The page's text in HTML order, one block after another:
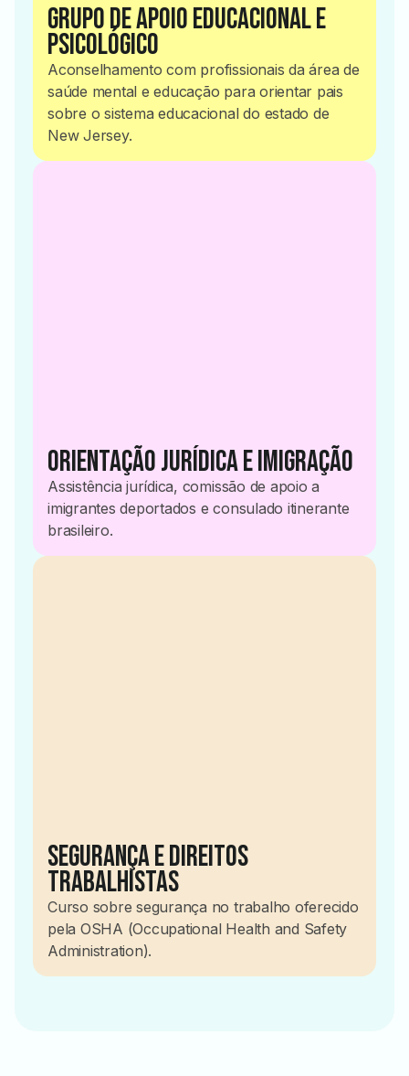
Grupo de Apoio Educacional e
Psicológico
Aconselhamento com profissionais da área de
saúde mental e educação para orientar pais
sobre o sistema educacional do estado de
New Jersey.
Orientação Jurídica e Imigração
Assistência jurídica, comissão de apoio a
imigrantes deportados e consulado itinerante
brasileiro.
Segurança e Direitos
Trabalhistas
Curso sobre segurança no trabalho oferecido
pela OSHA (Occupational Health and Safety
Administration).